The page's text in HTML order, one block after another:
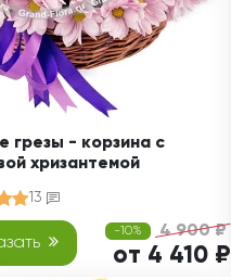
грезы - корзина с
хризантемой
13
-10% 4 900 ₽
от 4 410 ₽